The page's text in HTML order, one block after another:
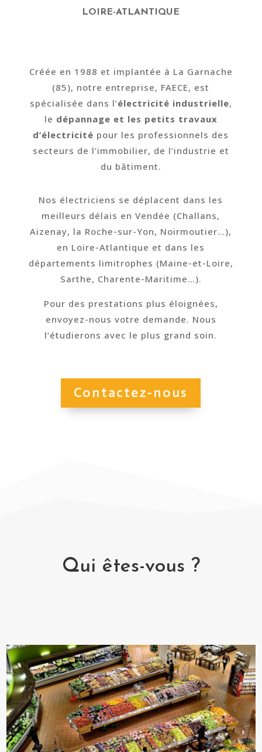
LOIRE-ATLANTIQUE
Créée en 1988 et implantée à La Garnache
(85), notre entreprise, FAECE, est
spécialisée dans l’électricité industrielle,
le dépannage et les petits travaux
d’électricité pour les professionnels des
secteurs de l’immobilier, de l’industrie et
du bâtiment.
Nos électriciens se déplacent dans les
meilleurs délais en Vendée (Challans,
Aizenay, la Roche-sur-Yon, Noirmoutier…),
en Loire-Atlantique et dans les
départements limitrophes (Maine-et-Loire,
Sarthe, Charente-Maritime…).
Pour des prestations plus éloignées,
envoyez-nous votre demande. Nous
l’étudierons avec le plus grand soin.
Contactez-nous
Qui êtes-vous ?